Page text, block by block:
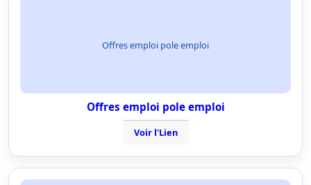
Offres emploi pole emploi
Offres emploi pole emploi
Voir l'Lien